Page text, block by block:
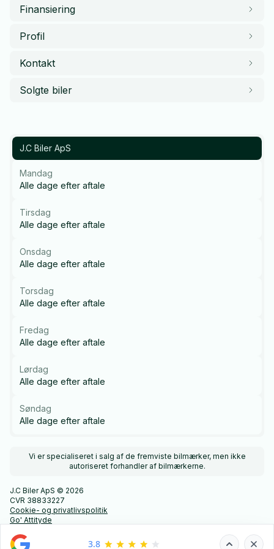
Finansiering
Profil
Kontakt
Solgte biler
J.C Biler ApS
Mandag
Alle dage efter aftale
Tirsdag
Alle dage efter aftale
Onsdag
Alle dage efter aftale
Torsdag
Alle dage efter aftale
Fredag
Alle dage efter aftale
Lørdag
Alle dage efter aftale
Søndag
Alle dage efter aftale
Vi er specialiseret i salg af de fremviste bilmærker, men ikke
autoriseret forhandler af bilmærkerne.
J.C Biler ApS © 2026
CVR 38833227
Cookie- og privatlivspolitik
Go' Attityde